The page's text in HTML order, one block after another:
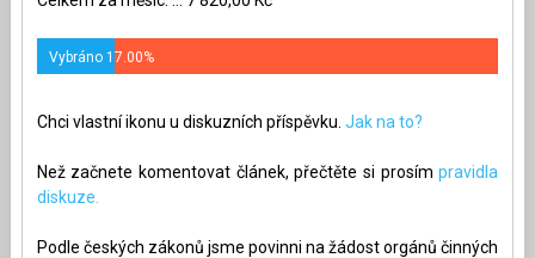
Vybráno 17.00%
Chci vlastní ikonu u diskuzních příspěvku. Jak na to?
Než začnete komentovat článek, přečtěte si prosímpravidla
diskuze.
Podle českých zákonů jsme povinni na žádost orgánů činných